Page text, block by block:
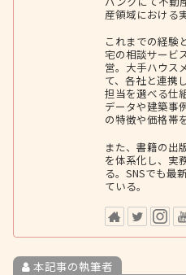
産領域における
これまでの経験
宅の相談サービ
営。大手ハウス
て、各社と連携
担当を選べる仕
データや建築事
の特徴や価格帯
また、書籍の出
を体系化し、実
る。SNSでも最
ている。
本記事の執筆者